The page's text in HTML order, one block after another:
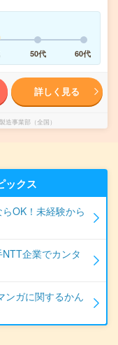
50代 60代
詳しく見る
事業部（全国）
ックス
OK！未経験から
企業でカンタ
ンガに関するかん